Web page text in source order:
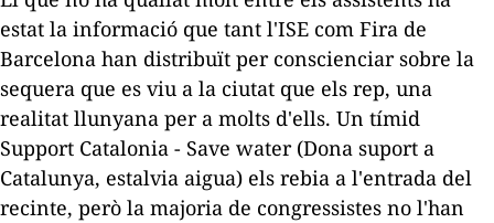
estat la informació que tant l'ISE com Fira de
Barcelona han distribuït per conscienciar sobre la
sequera que es viu a la ciutat que els rep, una
realitat llunyana per a molts d'ells. Un tímid
Support Catalonia - Save water(Dona suport a
Catalunya, estalvia aigua) els rebia a l'entrada del
recinte, però la majoria de congressistes no l'han